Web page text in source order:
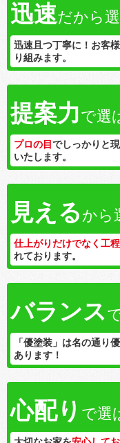
迅速だから
迅速且つ丁寧に！お客
り組みます。
提案力で選
プロの目でしっかりと
いたします。
見える から
仕上がりだけでなく工
れております。
バランス
「優塗装」は名の通り
あります！
心配り で選